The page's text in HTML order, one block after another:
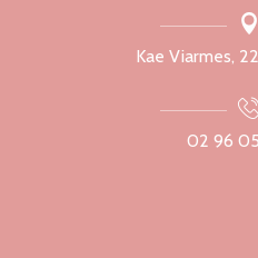
Kae Viarmes,
02 96 05